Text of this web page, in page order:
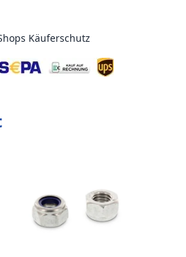
Käuferschutz